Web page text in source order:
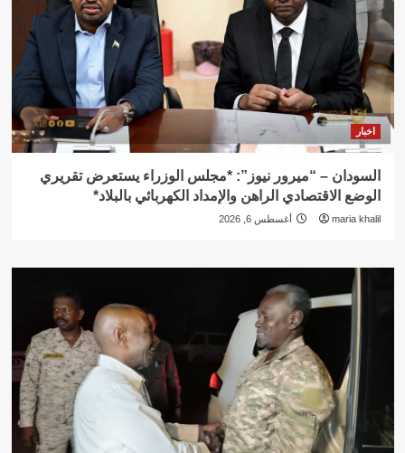
اخبار
السودان – “ميرور نيوز”: *مجلس الوزراء يستعرض تقريري
الوضع الاقتصادي الراهن والإمداد الكهربائي بالبلاد*
maria khalil أغسطس 6, 2026